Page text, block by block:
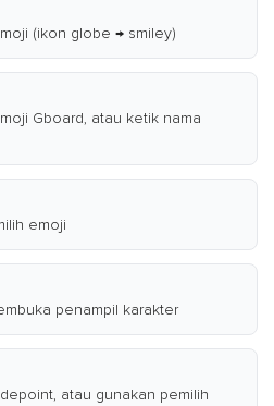
(ikon globe → smiley)
Gboard, atau ketik nama
emoji
penampil karakter
atau gunakan pemilih